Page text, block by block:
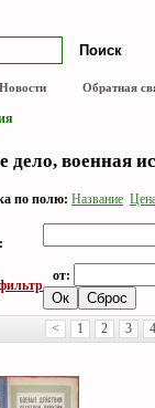
Новости Обратная
дело, военная
по полю: Название
от:
< 1 2 3 4